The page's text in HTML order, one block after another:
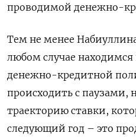
проводимой денежно-
Тем не менее
любом случае
денежно-кредитной
происходить с паузами,
траекторию ставки,
следующий год – это